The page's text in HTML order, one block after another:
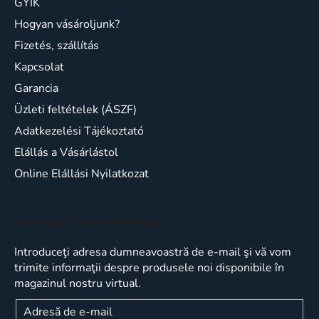
Hogyan vásároljunk?
Fizetés, szállítás
Kapcsolat
Garancia
Üzleti feltételek (ÁSZF)
Adatkezelési Tájékoztató
Elállás a Vásárlástol
Online Elállási Nyilatkozat
Introduceţi adresa dumneavoastră de e-mail şi vă vom
trimite informaţii despre produsele noi disponibile în
magazinul nostru virtual.
Adresă de e-mail